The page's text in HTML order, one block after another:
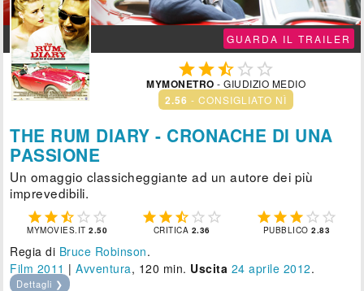
GUARDA IL TRAILER
  
MYMONETRO - GIUDIZIO MEDIO
2.56 - CONSIGLIATO NÌ
THE RUM DIARY - CRONACHE DI UNA
PASSIONE
Un omaggio classicheggiante ad un autore dei più
imprevedibili.
    
MYMOVIES.IT2.50
    
CRITICA 2.36
    
PUBBLICO2.83
Regia di Bruce Robinson.
Film 2011 |Avventura, 120 min. Uscita 24 aprile 2012.
Dettagli ❯